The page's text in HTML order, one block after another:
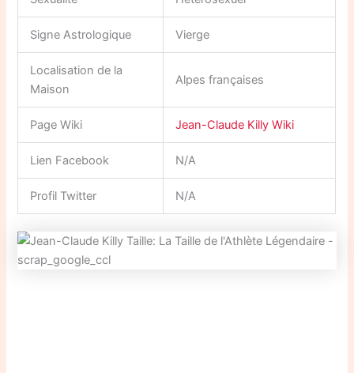
Signe Astrologique Vierge
Localisation de la
Maison
Alpes françaises
Page Wiki Jean-Claude Killy Wiki
Lien Facebook N/A
Profil Twitter N/A